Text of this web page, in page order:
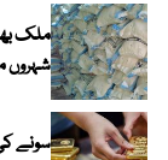
ملک
شہروں میں 20 کلو تھیلا
سونے